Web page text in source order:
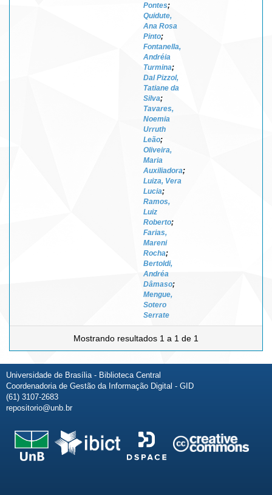
Pontes;
Quidute,
Ana Rosa
Pinto;
Fontanella,
Andréia
Turmina;
Dal Pizzol,
Tatiane da
Silva;
Tavares,
Noemia
Urruth
Leão;
Oliveira,
Maria
Auxiliadora;
Luiza, Vera
Lucia;
Ramos,
Luiz
Roberto;
Farias,
Mareni
Rocha;
Bertoldi,
Andréa
Dâmaso;
Mengue,
Sotero
Serrate
Mostrando resultados 1 a 1 de 1
Universidade de Brasília - Biblioteca Central
Coordenadoria de Gestão da Informação Digital - GID
(61) 3107-2683
repositorio@unb.br